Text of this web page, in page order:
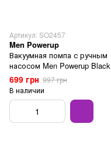
Артикул: SO2457
Men Powerup
Вакуумная помпа с ручным
насосом Men Powerup Black
699 грн 997 грн
В наличии